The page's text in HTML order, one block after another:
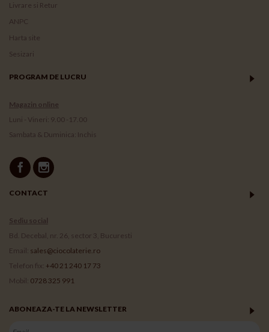
Livrare si Retur
ANPC
Harta site
Sesizari
PROGRAM DE LUCRU
Magazin online
Luni - Vineri: 9.00 -17.00
Sambata & Duminica: Inchis
CONTACT
Sediu social
Bd. Decebal, nr. 26, sector 3, Bucuresti
Email: sales@ciocolaterie.ro
Telefon fix: +40 21 240 17 73
Mobil: 0728 325 991
ABONEAZA-TE LA NEWSLETTER